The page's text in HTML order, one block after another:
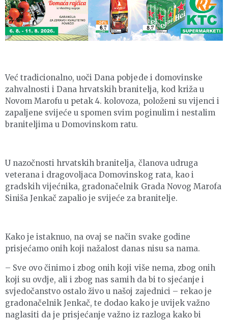
Već tradicionalno, uoči Dana pobjede i domovinske
zahvalnosti i Dana hrvatskih branitelja, kod križa u
Novom Marofu u petak 4. kolovoza, položeni su vijenci i
zapaljene svijeće u spomen svim poginulim i nestalim
braniteljima u Domovinskom ratu.
U nazočnosti hrvatskih branitelja, članova udruga
veterana i dragovoljaca Domovinskog rata, kao i
gradskih vijećnika, gradonačelnik Grada Novog Marofa
Siniša Jenkač zapalio je svijeće za branitelje.
Kako je istaknuo, na ovaj se način svake godine
prisjećamo onih koji nažalost danas nisu sa nama.
– Sve ovo činimo i zbog onih koji više nema, zbog onih
koji su ovdje, ali i zbog nas samih da bi to sjećanje i
svjedočanstvo ostalo živo u našoj zajednici – rekao je
gradonačelnik Jenkač, te dodao kako je uvijek važno
naglasiti da je prisjećanje važno iz razloga kako bi